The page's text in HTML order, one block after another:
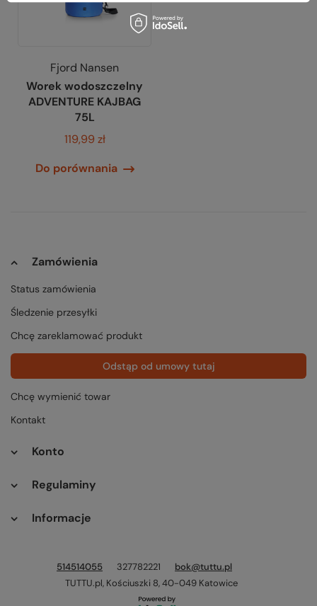
Fjord Nansen
Worek wodoszczelny
ADVENTURE KAJBAG
75L
119,99 zł
Do porównania
Zamówienia
Status zamówienia
Śledzenie przesyłki
Chcę zareklamować produkt
Odstąp od umowy tutaj
Chcę wymienić towar
Kontakt
Konto
Regulaminy
Informacje
514514055 327782221
bok@tuttu.pl
TUTTU.pl, Kościuszki 8,40-049 Katowice